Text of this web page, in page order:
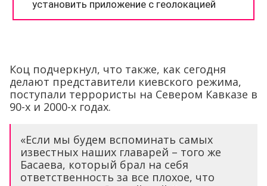
Коц подчеркнул, что также, как сегодня
делают представители киевского режима,
поступали террористы на Севером Кавказе в
90-х и 2000-х годах.
«Если мы будем вспоминать самых
известных наших главарей – того же
Басаева, который брал на себя
ответственность за все плохое, что